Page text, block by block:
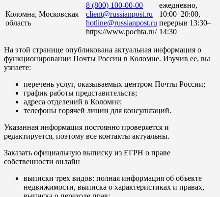
Коломна, Московская
область
8 (800) 100-00-00
client@russianpost.ru
hotline@russianpost.ru
https://www.pochta.ru/
ежедневно,
10:00–20:00,
перерыв 13:30–
14:30
На этой странице опубликована актуальная информация о
функционировании Почты России в Коломне. Изучив ее, вы
узнаете:
перечень услуг, оказываемых центром Почты России;
график работы представительств;
адреса отделений в Коломне;
телефоны горячей линии для консультаций.
Указанная информация постоянно проверяется и
редактируется, поэтому все контакты актуальны.
Заказать официальную выписку из ЕГРН о праве
собственности онлайн
выписки трех видов: полная информация об объекте
недвижимости, выписка о характеристиках и правах,